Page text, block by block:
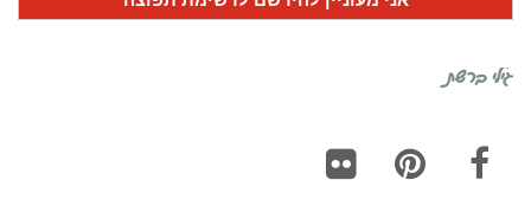
גילי ברשת